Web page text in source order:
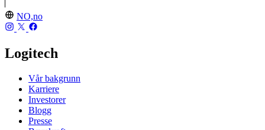
NO,no
Logitech
Vår bakgrunn
Karriere
Investorer
Blogg
Presse